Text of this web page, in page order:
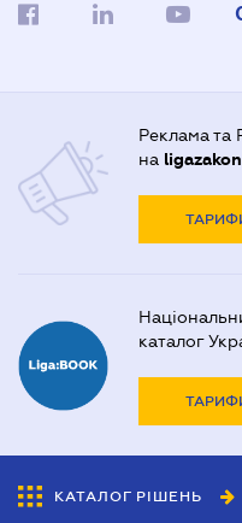
Реклама та
на
каталог
КАТАЛОГ РІШЕНЬ